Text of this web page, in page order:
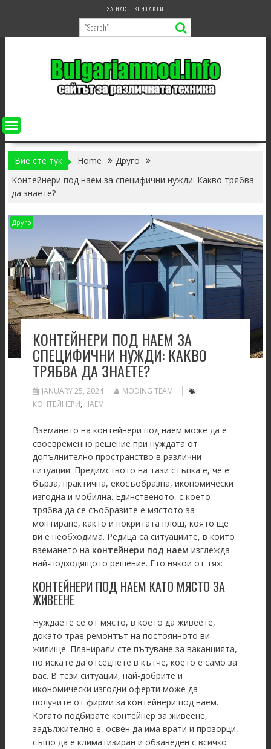
ЗА НАС КОНТАКТИ
Вие сте тук Home
Друго
Контейнери под наем за специфични нужди: Какво трябва
да знаете?
Друго
КОНТЕЙНЕРИ ПОД НАЕМ ЗА
СПЕЦИФИЧНИ НУЖДИ: КАКВО
ТРЯБВА ДА ЗНАЕТЕ?
JANUARY 25, 2024
MODING TEAM
КОНТЕЙНЕРИ, НАЕМ
Вземането на контейнери под наем може да е
своевременно решение при нуждата от
допълнително пространство в различни
ситуации. Предимството на тази стъпка е, че е
бърза, практична, екосъобразна, икономически
изгодна и мобилна. Единственото, с което
трябва да се съобразите е мястото за
монтиране, както и покритата площ, която ще
ви е необходима. Редица са ситуациите, в които
вземането на контейнери под наем изглежда
най-подходящото решение. Ето някои от тях:
КОНТЕЙНЕРИ ПОД НАЕМ КАТО МЯСТО ЗА
ЖИВЕЕНЕ
Нуждаете се от място, в което да живеете,
докато трае ремонтът на постоянното ви
жилище. Планирали сте пътуване за ваканцията,
но искате да отседнете в кътче, което е само за
вас. В тези ситуации, най-добрите и
икономически изгодни оферти може да
получите от фирми за контейнери под наем.
Когато подбирате контейнер за живеене,
задължително е, освен да има врати и прозорци,
също да е климатизиран и обзаведен с всичко